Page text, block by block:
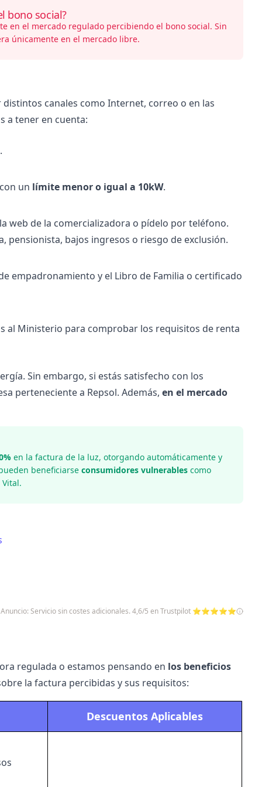
bono social?
en el mercado regulado percibiendo el bono social. Sin
únicamente en el mercado libre.
canales como Internet, correo o en las
a tener en cuenta:
un límite menor o igual a 10kW.
web de la comercializadora o pídelo por teléfono.
pensionista, bajos ingresos o riesgo de exclusión.
empadronamiento y el Libro de Familia o certificado
al Ministerio para comprobar los requisitos de renta
Sin embargo, si estás satisfecho con los
perteneciente a Repsol. Además, en el mercado
en la factura de la luz, otorgando automáticamente y
beneficiarse consumidores vulnerablescomo
Anuncio: Servicio sin costes adicionales. 4,6/5 en Trustpilot ⭐⭐⭐⭐⭐
regulada o estamos pensando en los beneficios
la factura percibidas y sus requisitos:
Descuentos Aplicables